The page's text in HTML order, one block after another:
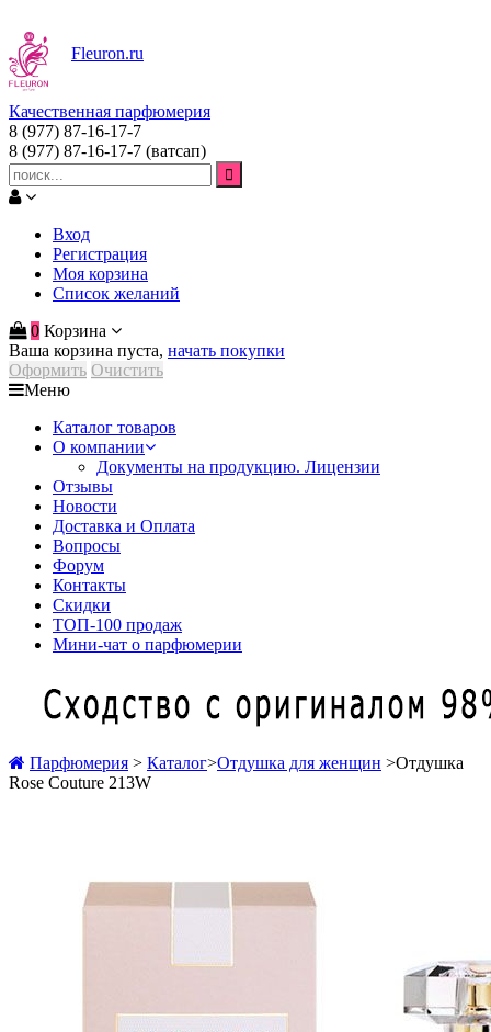
Fleuron.ru
Качественная парфюмерия
8 (977) 87-16-17-7
8 (977) 87-16-17-7 (ватсап)
Вход
Регистрация
Моя корзина
Список желаний
0 Корзина
Ваша корзина пуста, начать покупки
Оформить Очистить
Меню
Каталог товаров
О компании
Документы на продукцию. Лицензии
Отзывы
Новости
Доставка и Оплата
Вопросы
Форум
Контакты
Скидки
ТОП-100 продаж
Мини-чат о парфюмерии
Парфюмерия > Каталог>Отдушка для женщин >Отдушка
Rose Couture 213W